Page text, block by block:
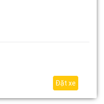
Đặt xe